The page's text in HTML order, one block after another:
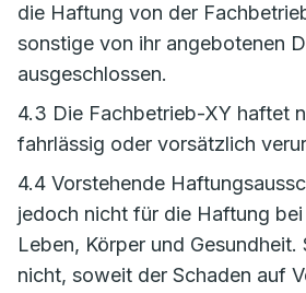
die Haftung von der
sonstige von ihr angebotenen
ausgeschlossen.
4.3 Die Fachbetrieb-XY haftet
fahrlässig oder vorsätzlich
4.4 Vorstehende
jedoch nicht für die Haftung
Leben, Körper und Gesundheit.
nicht, soweit der Schaden auf